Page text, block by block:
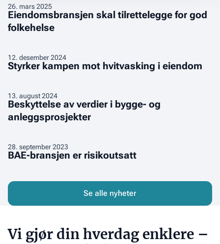
26. mars 2025
Eiendomsbransjen skal tilrettelegge for god
folkehelse
Eiendomsbransjen
skal
tilrettelegge
god
folkehelse
12. desember 2024
Styrker kampen mot hvitvasking i eiendom
Styrker
kampen
hvitvasking
i
eiendom
13. august 2024
Beskyttelse av verdier i bygge- og
anleggsprosjekter
Beskyttelse
av
verdier
bygge-
og
28. september 2023
BAE-bransjen er risikoutsatt
BAE-
bransjen
risikoutsatt
Se alle nyheter
Vi gjør din hverdag enklere –